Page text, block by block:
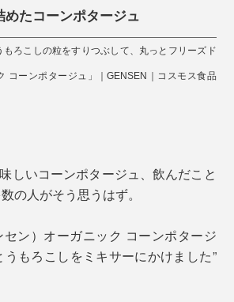
めたコーンポタージュ
もろこしの粒をすりつぶして、丸っとフリーズド
コーンポタージュ」｜GENSEN｜コスモス食品
しいコーンポタージュ、飲んだこと
の人がそう思うはず。
セン）オーガニック コーンポタージ
うもろこしをミキサーにかけました”